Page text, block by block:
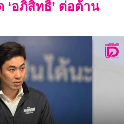
อภิสิทธิ์’ ต่อต้าน